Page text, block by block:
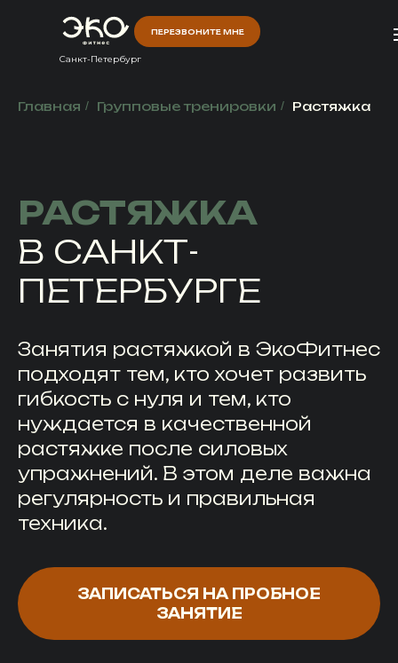
ПЕРЕЗВОНИТЕ МНЕ
Санкт-Петербург
ПЕРЕЗВОНИТЕ МНЕ
Главная / Групповые тренировки / Растяжка
РАСТЯЖКА
В САНКТ-
ПЕТЕРБУРГЕ
Занятия растяжкой в ЭкоФитнес
подходят тем, кто хочет развить
гибкость с нуля и тем, кто
нуждается в качественной
растяжке после силовых
упражнений. В этом деле важна
регулярность и правильная
техника.
ЗАПИСАТЬСЯ НА ПРОБНОЕ
ЗАНЯТИЕ